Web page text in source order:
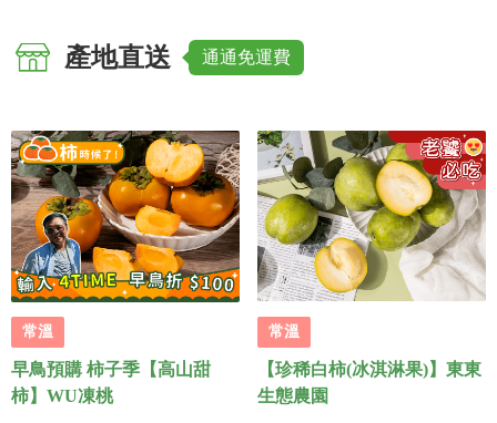
產地直送 通通免運費
常溫
早鳥預購 柿子季【高山甜
柿】WU凍桃
常溫
【珍稀白柿(冰淇淋果)】東東
生態農園